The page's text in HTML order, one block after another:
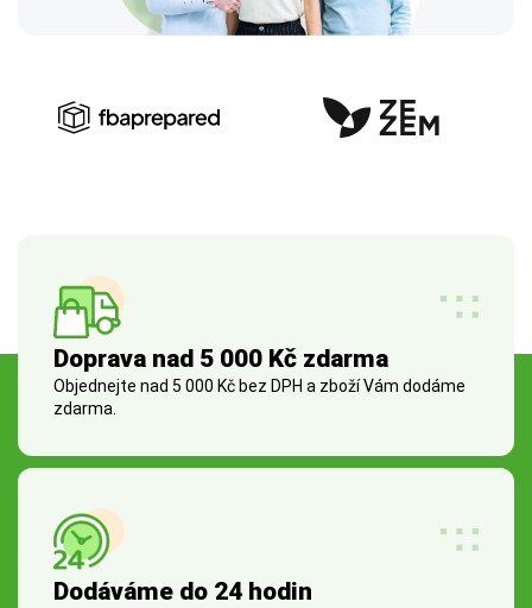
Doprava nad 5 000 Kč zdarma
Objednejte nad 5 000 Kč bez DPH a zboží Vám dodáme
zdarma.
Dodáváme do 24 hodin